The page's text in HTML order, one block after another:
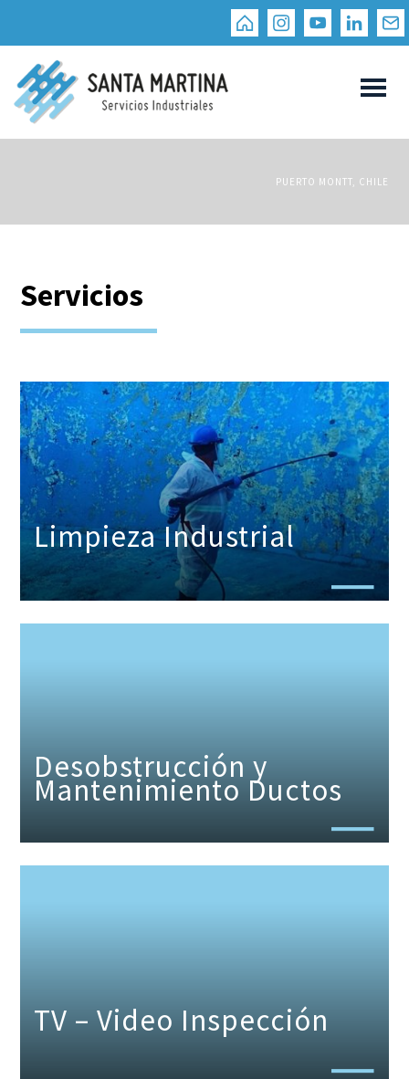
PUERTO MONTT, CHILE
Servicios
Limpieza Industrial
Desobstrucción y
Mantenimiento Ductos
TV – Video Inspección